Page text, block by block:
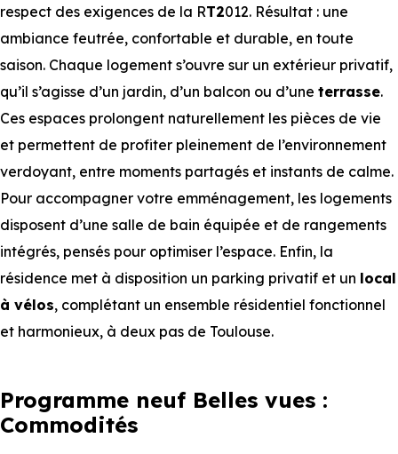
respect des exigences de la RT2012. Résultat : une
ambiance feutrée, confortable et durable, en toute
saison. Chaque logement s’ouvre sur un extérieur privatif,
qu’il s’agisse d’un jardin, d’un balcon ou d’une terrasse.
Ces espaces prolongent naturellement les pièces de vie
et permettent de profiter pleinement de l’environnement
verdoyant, entre moments partagés et instants de calme.
Pour accompagner votre emménagement, les logements
disposent d’une salle de bain équipée et de rangements
intégrés, pensés pour optimiser l’espace. Enfin, la
résidence met à disposition un parking privatif et un local
à vélos, complétant un ensemble résidentiel fonctionnel
et harmonieux, à deux pas de Toulouse.
Programme neuf Belles vues :
Commodités